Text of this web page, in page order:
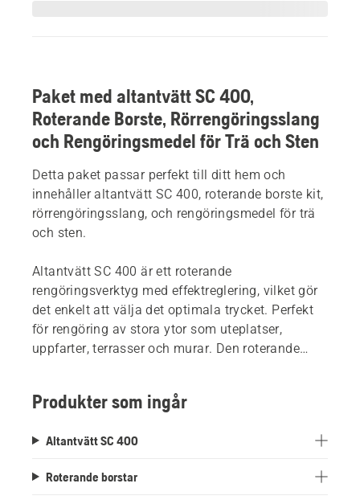
Paket med altantvätt SC 400,
Roterande Borste, Rörrengöringsslang
och Rengöringsmedel för Trä och Sten
Detta paket passar perfekt till ditt hem och
innehåller altantvätt SC 400, roterande borste kit,
rörrengöringsslang, och rengöringsmedel för trä
och sten.
Altantvätt SC 400 är ett roterande
rengöringsverktyg med effektreglering, vilket gör
det enkelt att välja det optimala trycket. Perfekt
för rengöring av stora ytor som uteplatser,
uppfarter, terrasser och murar. Den roterande
ytor. Den har en inbyggd tank för
doseringen. Rengöringsmedlet för trä och sten är
Rengöringsslangen 15m är perfekt när du rengör
Produkter som ingår
Altantvätt SC 400
Roterande borstar